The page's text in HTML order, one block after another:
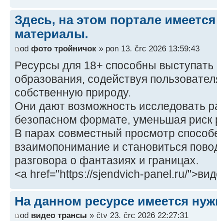
Здесь, на этом портале
материалы.
od фото тройничок » pon 13. črc 2026 13:59:43
Ресурсы для 18+ способны
образования, содействуя
собственную природу.
Они дают возможность исследовать
безопасном формате, уменьшая риск
В парах совместный просмотр
взаимопонимание и становиться
разговора о фантазиях и границах.
<a href="https://sjendvich-panel.ru/
На данном ресурсе имеется
od видео трансы » čtv 23. črc 2026 22:27:31